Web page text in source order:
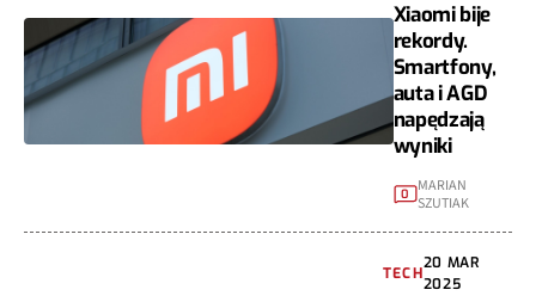
Xiaomi bije
rekordy.
Smartfony,
auta i AGD
napędzają
wyniki
0
MARIAN
SZUTIAK
TECH
20 MAR
2025